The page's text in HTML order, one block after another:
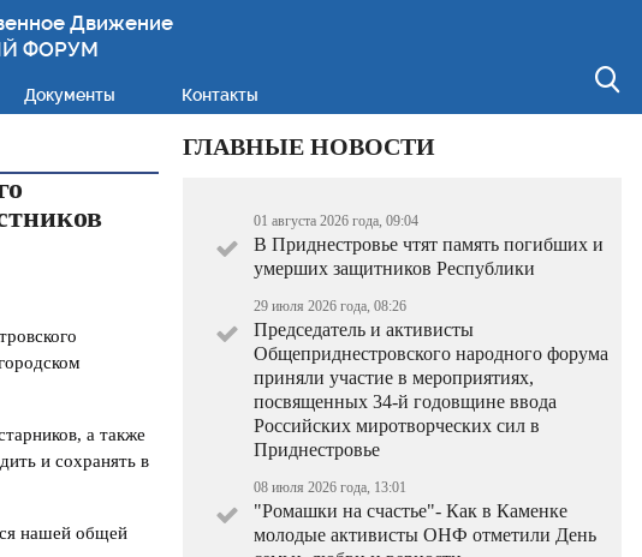
Движение
ФОРУМ
Документы Контакты
а также
и сохранять в
нашей общей
ГЛАВНЫЕ НОВОСТИ
01 августа 2026 года, 09:04
В Приднестровье чтят память погибших и
умерших защитников Республики
29 июля 2026 года, 08:26
Председатель и активисты
Общеприднестровского народного форума
приняли участие в мероприятиях,
посвященных 34-й годовщине ввода
Российских миротворческих сил в
Приднестровье
08 июля 2026 года, 13:01
"Ромашки на счастье"- Как в Каменке
молодые активисты ОНФ отметили День